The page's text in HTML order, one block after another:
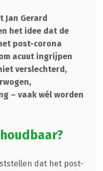
Jan Gerard
het idee dat de
post-corona
acuut ingrijpen
verslechterd,
– vaak wél worden
dat het post-